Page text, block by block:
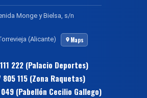
Monge y Bielsa, s/n
(Alicante) Maps
222 (Palacio Deportes)
805 115 (Zona Raquetas)
(Pabellón Cecilio Gallego)